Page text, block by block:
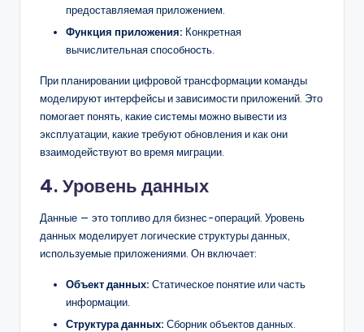
предоставляемая приложением.
Функция приложения: Конкретная
вычислительная способность.
При планировании цифровой трансформации команды
моделируют интерфейсы и зависимости приложений. Это
помогает понять, какие системы можно вывести из
эксплуатации, какие требуют обновления и как они
взаимодействуют во время миграции.
4. Уровень данных
Данные — это топливо для бизнес-операций. Уровень
данных моделирует логические структуры данных,
используемые приложениями. Он включает:
Объект данных: Статическое понятие или часть
информации.
Структура данных: Сборник объектов данных.